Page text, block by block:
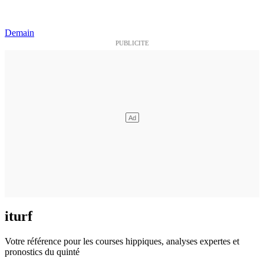
Demain
iturf
Votre référence pour les courses hippiques, analyses expertes et
pronostics du quinté